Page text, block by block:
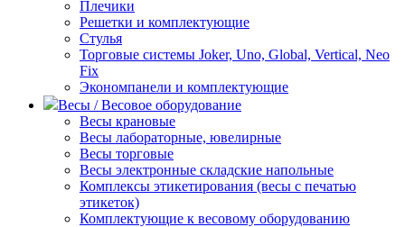
Плечики
Решетки и комплектующие
Стулья
Торговые системы Joker, Uno, Global, Vertical, Neo
Fix
Экономпанели и комплектующие
Весы / Весовое оборудование
Весы крановые
Весы лабораторные, ювелирные
Весы торговые
Весы электронные складские напольные
Комплексы этикетирования (весы с печатью
этикеток)
Комплектующие к весовому оборудованию